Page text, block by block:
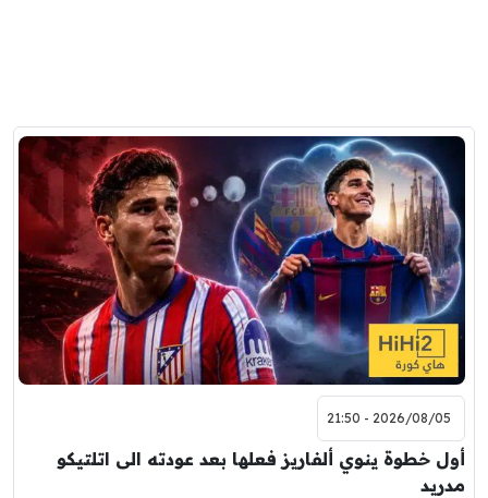
2026/08/05 - 21:50
أول خطوة ينوي ألفاريز فعلها بعد عودته الى اتلتيكو
مدريد